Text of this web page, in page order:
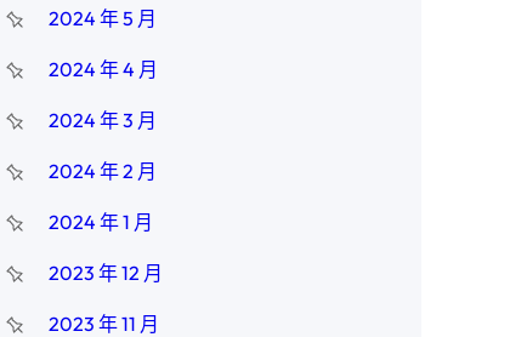
2024 年 5 月
2024 年 4 月
2024 年 3 月
2024 年 2 月
2024 年 1 月
2023 年 12 月
2023 年 11 月